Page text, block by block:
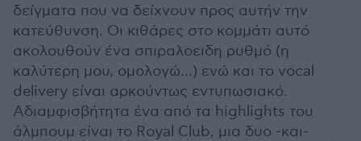
δείγματα που να δείχνουν προς αυτήν την
κατεύθυνση. Οι κιθάρες στο κομμάτι αυτό
ακολουθούν ένα σπιραλοειδη ρυθμό (η
καλύτερη μου, ομολογώ...) ενώ και το vocal
delivery είναι αρκούντως εντυπωσιακό.
Αδιαμφισβήτητα ένα από τα highlights του
άλμπουμ είναι το Royal Club, μια δυο -και-